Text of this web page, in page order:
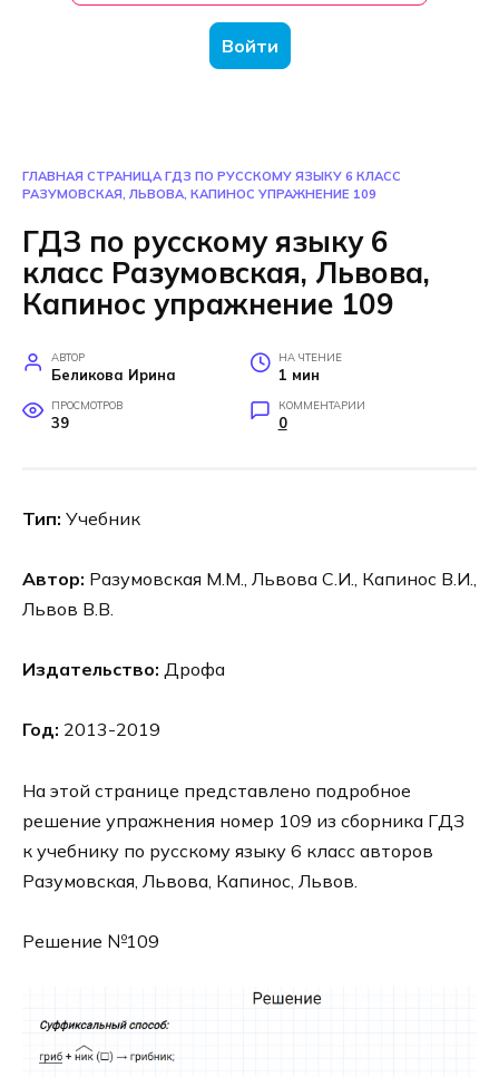
Войти
ГЛАВНАЯ СТРАНИЦА ГДЗ ПО РУССКОМУ ЯЗЫКУ 6 КЛАСС
РАЗУМОВСКАЯ, ЛЬВОВА, КАПИНОС УПРАЖНЕНИЕ 109
ГДЗ по русскому языку 6
класс Разумовская, Львова,
Капинос упражнение 109
АВТОР
Беликова Ирина
НА ЧТЕНИЕ
1 мин
ПРОСМОТРОВ
39
КОММЕНТАРИИ
0
Тип: Учебник
Автор: Разумовская М.М., Львова С.И., Капинос В.И.,
Львов В.В.
Издательство: Дрофа
Год: 2013-2019
На этой странице представлено подробное
решение упражнения номер 109 из сборника ГДЗ
к учебнику по русскому языку 6 класс авторов
Разумовская, Львова, Капинос, Львов.
Решение №109